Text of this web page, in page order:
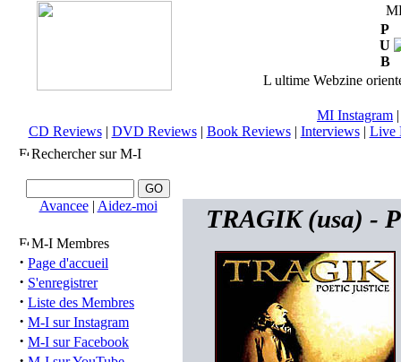
P
U
B
L ultime Webzine
MI Instagram
CD Reviews| DVD Reviews| Book Reviews| Interviews| Live
Rechercher sur M-I
Avancee| Aidez-moi
M-I Membres
· Page d'accueil
· S'enregistrer
· Liste des Membres
· M-I sur Instagram
· M-I sur Facebook
TRAGIK (usa) -